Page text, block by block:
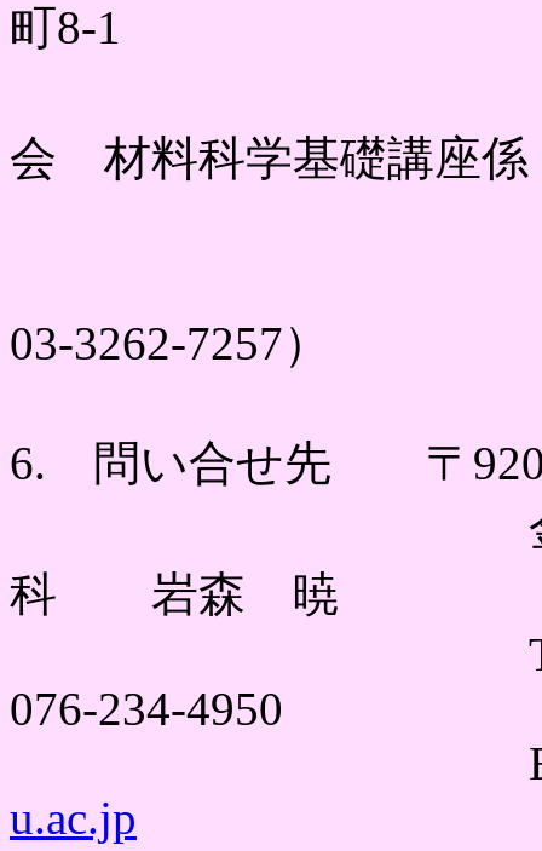
町8-1
会 材料科学基礎講座係
03-3262-7257）
6. 問い合せ先 〒920-
金沢大学
科 岩森 暁
TEL 076-
076-234-4950
E-
u.ac.jp